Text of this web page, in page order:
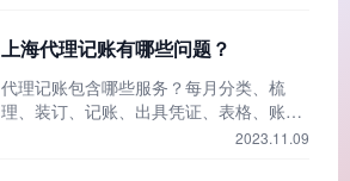
上海代理记账有哪些问题？
代理记账包含哪些服务？每月分类、梳
理、装订、记账、出具凭证、表格、账
簿、纳税申报。回答财税常见问题，规避
2023.11.09